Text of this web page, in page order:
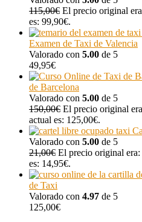
115,00€ El precio original
es: 99,90€.
Examen de Taxi de Valencia
Valorado con 5.00 de 5
49,95€
de Barcelona
Valorado con 5.00 de 5
150,00€ El precio original
actual es: 125,00€.
Valorado con 5.00 de 5
21,00€ El precio original era:
es: 14,95€.
de Taxi
Valorado con 4.97 de 5
125,00€